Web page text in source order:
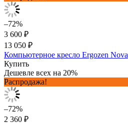
–72%
3 600 ₽
13 050 ₽
Компьютерное кресло Ergozen Nova
Купить
Дешевле всех на 20%
Распродажа!
–72%
2 360 ₽